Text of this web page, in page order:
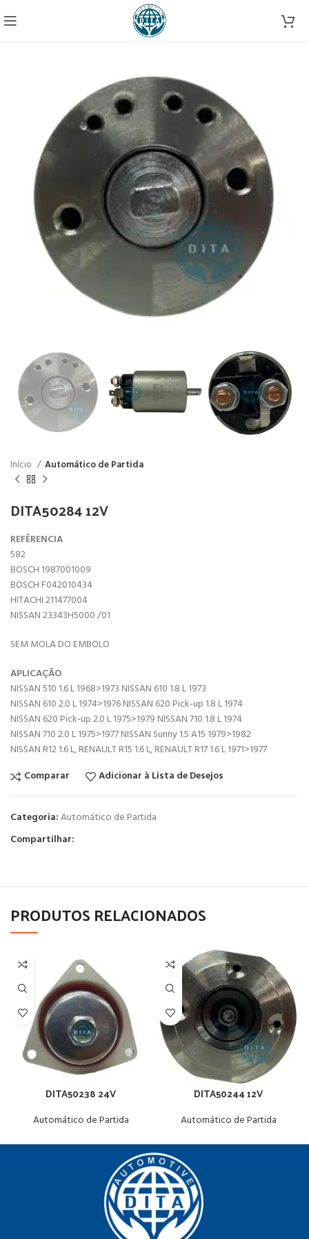
Início Automático de Partida
DITA50284 12V
REFÊRENCIA
582
BOSCH 1987001009
BOSCH F042010434
HITACHI 211477004
NISSAN 23343H5000 /01
SEM MOLA DO EMBOLO
APLICAÇÃO
NISSAN 510 1.6 L 1968>1973 NISSAN 610 1.8 L 1973
NISSAN 610 2.0 L 1974>1976 NISSAN 620 Pick-up 1.8 L 1974
NISSAN 620 Pick-up 2.0 L 1975>1979 NISSAN 710 1.8 L 1974
NISSAN 710 2.0 L 1975>1977 NISSAN Sunny 1.5 A15 1979>1982
NISSAN R12 1.6 L, RENAULT R15 1.6 L, RENAULT R17 1.6 L 1971>1977
Comparar
Adicionar à Lista de Desejos
Categoria:Automático de Partida
Compartilhar:
PRODUTOS RELACIONADOS
DITA50238 24V
Automático de Partida
DITA50244 12V
Automático de Partida